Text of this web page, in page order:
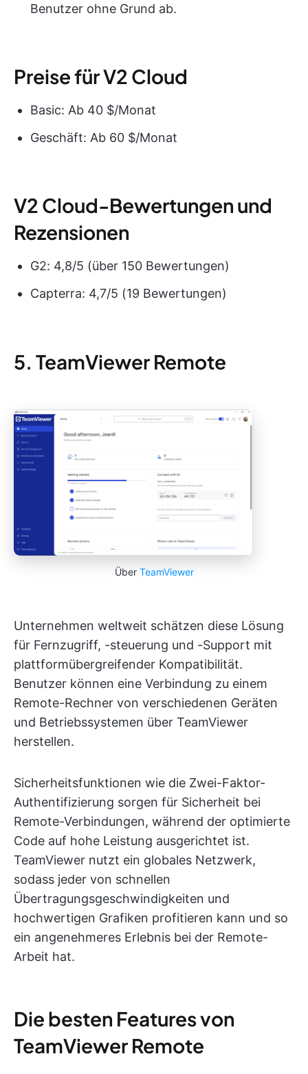
Benutzer ohne Grund ab.
Preise für V2 Cloud
Basic: Ab 40 $/Monat
Geschäft: Ab 60 $/Monat
V2 Cloud-Bewertungen und
Rezensionen
G2: 4,8/5 (über 150 Bewertungen)
Capterra: 4,7/5 (19 Bewertungen)
5. TeamViewer Remote
Über TeamViewer
Unternehmen weltweit schätzen diese Lösung
für Fernzugriff, -steuerung und -Support mit
plattformübergreifender Kompatibilität.
Benutzer können eine Verbindung zu einem
Remote-Rechner von verschiedenen Geräten
und Betriebssystemen über TeamViewer
herstellen.
Sicherheitsfunktionen wie die Zwei-Faktor-
Authentifizierung sorgen für Sicherheit bei
Remote-Verbindungen, während der optimierte
Code auf hohe Leistung ausgerichtet ist.
TeamViewer nutzt ein globales Netzwerk,
sodass jeder von schnellen
Übertragungsgeschwindigkeiten und
hochwertigen Grafiken profitieren kann und so
ein angenehmeres Erlebnis bei der Remote-
Arbeit hat.
Die besten Features von
TeamViewer Remote